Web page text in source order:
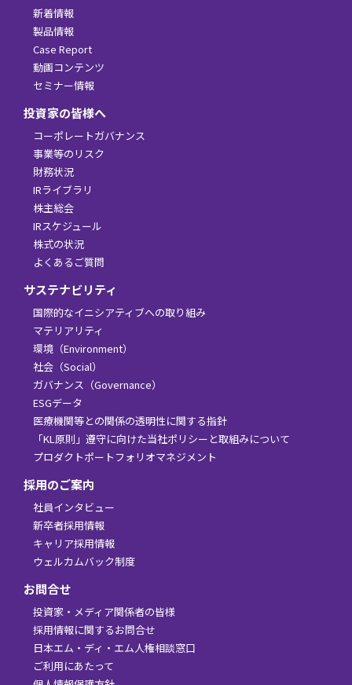
新着情報
製品情報
Case Report
動画コンテンツ
セミナー情報
投資家の皆様へ
コーポレートガバナンス
事業等のリスク
財務状況
IRライブラリ
株主総会
IRスケジュール
株式の状況
よくあるご質問
サステナビリティ
国際的なイニシアティブへの取り組み
マテリアリティ
環境（Environment）
社会（Social）
ガバナンス（Governance）
ESGデータ
医療機関等との関係の透明性に関する指針
「KL原則」遵守に向けた当社ポリシーと取組みについて
プロダクトポートフォリオマネジメント
採用のご案内
社員インタビュー
新卒者採用情報
キャリア採用情報
ウェルカムバック制度
お問合せ
投資家・メディア関係者の皆様
採用情報に関するお問合せ
日本エム・ディ・エム人権相談窓口
ご利用にあたって